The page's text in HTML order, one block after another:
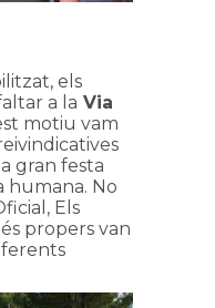
els
a la Via
motiu vam
gran festa
humana. No
Els
propers van